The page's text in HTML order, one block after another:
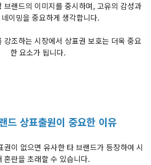
브랜드의 이미지를 중시하며, 고유의 감성과
이밍을 중요하게 생각합니다.
강조하는 시장에서 상표권 보호는 더욱 중요
한 요소가 됩니다.
드 상표출원이 중요한 이유
권이 없으면 유사한 타 브랜드가 등장하여 시
혼란을 초래할 수 있습니다.